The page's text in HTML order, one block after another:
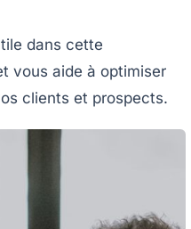
dans cette
vous aide à optimiser
clients et prospects.